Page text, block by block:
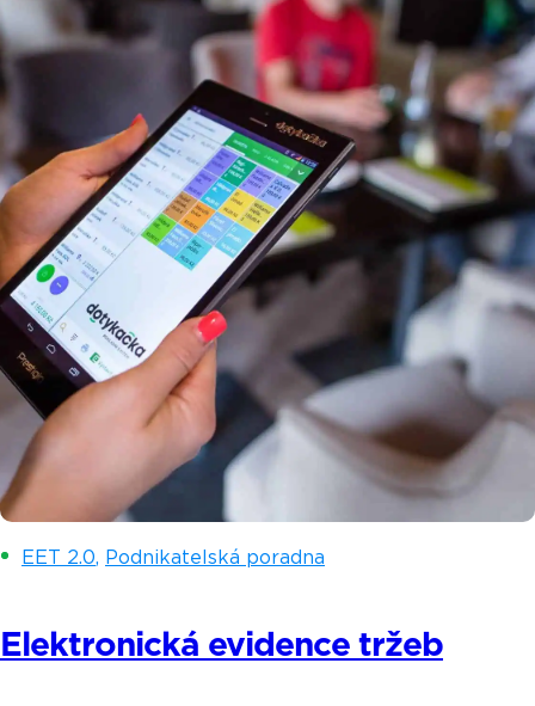
vlasových produktů. Zatímco […]
EET 2.0, Podnikatelská poradna
Elektronická evidence tržeb